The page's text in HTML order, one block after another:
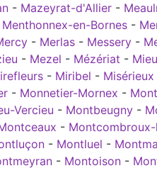
- Mazeyrat-d'Allier -
Menthonnex-en-Bornes -
- Merlas - Messery -
- Mezel - Mézériat -
- Miribel - Misérieux
- Monnetier-Mornex -
Vercieu - Montbeugny -
-
- Montluel -
- Montoison -